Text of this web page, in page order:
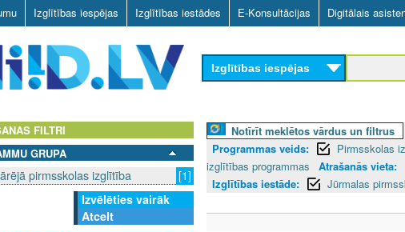
Skip
to
main
content
Izglītības iespējas Izglītības iestādes E-Konsultācijas Digitālais
Izglītības iespējas
FILTRI
GRUPA
pirmsskolas izglītība
[1]
Izvēlēties vairāk
Atcelt
Notīrīt meklētos vārdus un filtrus
Programmas veids:
Pirmsskolas
izglītības programmas
Atrašanās vieta:
Izglītības iestāde:
Jūrmalas